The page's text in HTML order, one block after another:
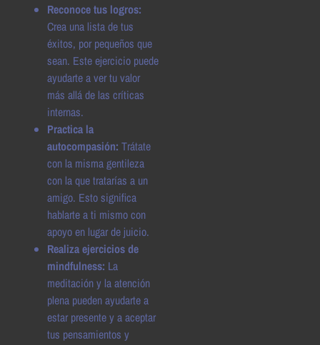
Reconoce tus logros:
Crea una lista de tus
éxitos, por pequeños que
sean. Este ejercicio puede
ayudarte a ver tu valor
más allá de las críticas
internas.
Practica la
autocompasión: Trátate
con la misma gentileza
con la que tratarías a un
amigo. Esto significa
hablarte a ti mismo con
apoyo en lugar de juicio.
Realiza ejercicios de
mindfulness: La
meditación y la atención
plena pueden ayudarte a
estar presente y a aceptar
tus pensamientos y